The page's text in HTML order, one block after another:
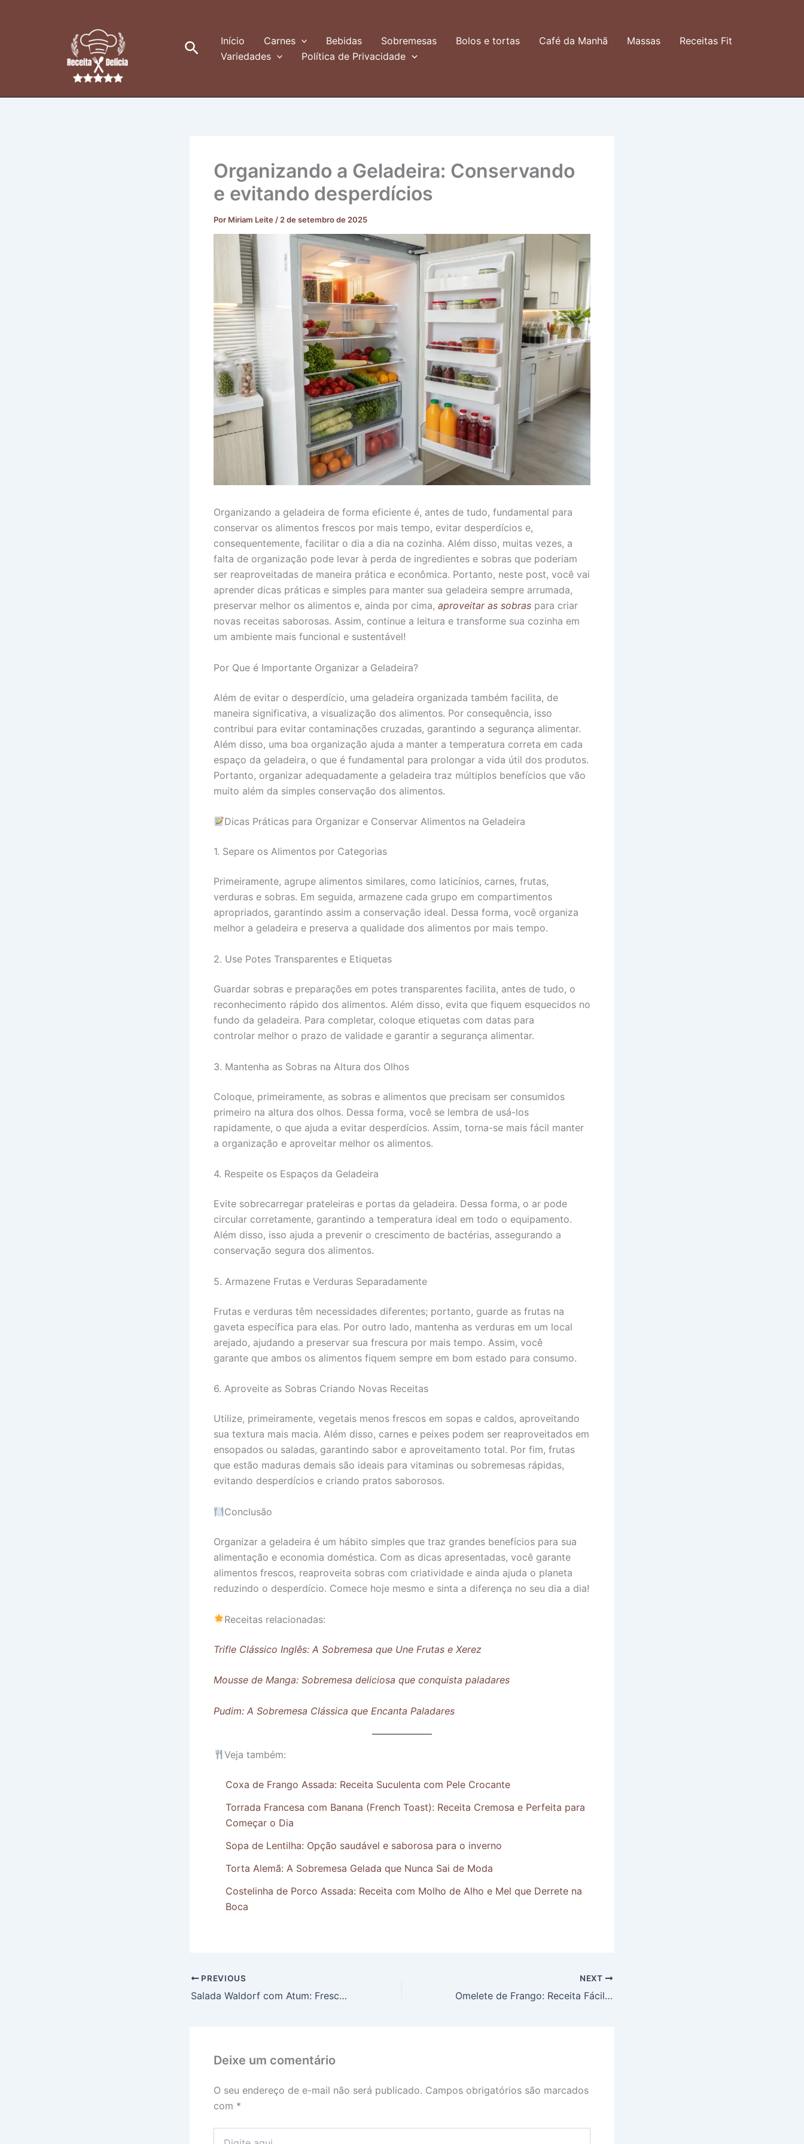
Pesquisar
Início Carnes Bebidas Sobremesas Bolos e tortas Café da Manhã Massas
Receitas Fit
Variedades
Política de Privacidade
Organizando a Geladeira: Conservando
e evitando desperdícios
Por Miriam Leite / 2 de setembro de 2025
Organizando a geladeira de forma eficiente é, antes de tudo, fundamental para
conservar os alimentos frescos por mais tempo, evitar desperdícios e,
consequentemente, facilitar o dia a dia na cozinha. Além disso, muitas vezes, a
falta de organização pode levar à perda de ingredientes e sobras que poderiam
ser reaproveitadas de maneira prática e econômica. Portanto, neste post, você vai
aprender dicas práticas e simples para manter sua geladeira sempre arrumada,
preservar melhor os alimentos e, ainda por cima, aproveitar as sobras para criar
novas receitas saborosas. Assim, continue a leitura e transforme sua cozinha em
um ambiente mais funcional e sustentável!
Por Que é Importante Organizar a Geladeira?
Além de evitar o desperdício, uma geladeira organizada também facilita, de
maneira significativa, a visualização dos alimentos. Por consequência, isso
contribui para evitar contaminações cruzadas, garantindo a segurança alimentar.
Além disso, uma boa organização ajuda a manter a temperatura correta em cada
espaço da geladeira, o que é fundamental para prolongar a vida útil dos produtos.
Portanto, organizar adequadamente a geladeira traz múltiplos benefícios que vão
muito além da simples conservação dos alimentos.
Dicas Práticas para Organizar e Conservar Alimentos na Geladeira
1. Separe os Alimentos por Categorias
Primeiramente, agrupe alimentos similares, como laticínios, carnes, frutas,
verduras e sobras. Em seguida, armazene cada grupo em compartimentos
apropriados, garantindo assim a conservação ideal. Dessa forma, você organiza
melhor a geladeira e preserva a qualidade dos alimentos por mais tempo.
2. Use Potes Transparentes e Etiquetas
Guardar sobras e preparações em potes transparentes facilita, antes de tudo, o
reconhecimento rápido dos alimentos. Além disso, evita que fiquem esquecidos no
fundo da geladeira. Para completar, coloque etiquetas com datas para
controlar melhor o prazo de validade e garantir a segurança alimentar.
3. Mantenha as Sobras na Altura dos Olhos
Coloque, primeiramente, as sobras e alimentos que precisam ser consumidos
primeiro na altura dos olhos. Dessa forma, você se lembra de usá-los
rapidamente, o que ajuda a evitar desperdícios. Assim, torna-se mais fácil manter
a organização e aproveitar melhor os alimentos.
4. Respeite os Espaços da Geladeira
Evite sobrecarregar prateleiras e portas da geladeira. Dessa forma, o ar pode
circular corretamente, garantindo a temperatura ideal em todo o equipamento.
Além disso, isso ajuda a prevenir o crescimento de bactérias, assegurando a
conservação segura dos alimentos.
5. Armazene Frutas e Verduras Separadamente
Frutas e verduras têm necessidades diferentes; portanto, guarde as frutas na
gaveta específica para elas. Por outro lado, mantenha as verduras em um local
arejado, ajudando a preservar sua frescura por mais tempo. Assim, você
garante que ambos os alimentos fiquem sempre em bom estado para consumo.
6. Aproveite as Sobras Criando Novas Receitas
Utilize, primeiramente, vegetais menos frescos em sopas e caldos, aproveitando
sua textura mais macia. Além disso, carnes e peixes podem ser reaproveitados em
ensopados ou saladas, garantindo sabor e aproveitamento total. Por fim, frutas
que estão maduras demais são ideais para vitaminas ou sobremesas rápidas,
evitando desperdícios e criando pratos saborosos.
Conclusão
Organizar a geladeira é um hábito simples que traz grandes benefícios para sua
alimentação e economia doméstica. Com as dicas apresentadas, você garante
alimentos frescos, reaproveita sobras com criatividade e ainda ajuda o planeta
reduzindo o desperdício. Comece hoje mesmo e sinta a diferença no seu dia a dia!
Receitas relacionadas:
Trifle Clássico Inglês: A Sobremesa que Une Frutas e Xerez
Mousse de Manga: Sobremesa deliciosa que conquista paladares
Pudim: A Sobremesa Clássica que Encanta Paladares
Veja também:
Coxa de Frango Assada: Receita Suculenta com Pele Crocante
Torrada Francesa com Banana (French Toast): Receita Cremosa e Perfeita para
Começar o Dia
Sopa de Lentilha: Opção saudável e saborosa para o inverno
Torta Alemã: A Sobremesa Gelada que Nunca Sai de Moda
Costelinha de Porco Assada: Receita com Molho de Alho e Mel que Derrete na
Boca
PREVIOUS
Salada Waldorf com Atum: Frescor e sabor para uma refeição leve
NEXT
Omelete de Frango: Receita Fácil que Impressionará a todos
Deixe um comentário
O seu endereço de e-mail não será publicado. Campos obrigatórios são marcados
com *